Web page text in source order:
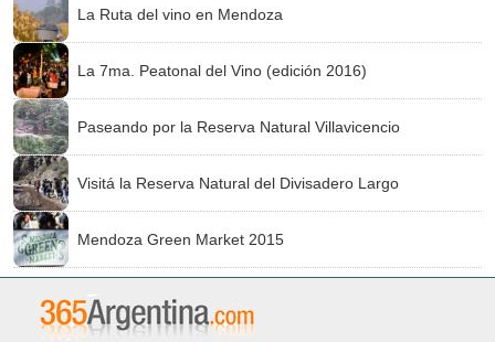
La Ruta del vino en Mendoza
La 7ma. Peatonal del Vino (edición 2016)
Paseando por la Reserva Natural Villavicencio
Visitá la Reserva Natural del Divisadero Largo
Mendoza Green Market 2015